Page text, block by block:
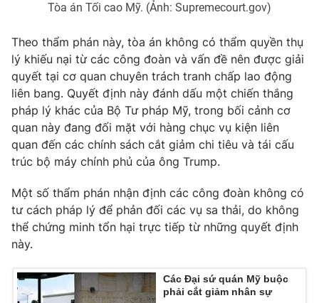
Video Shorts video
VTV Money VTV Thể thao
VTV Sức khoẻ Bất động sản
Thị trường 24h Tấm lòng Việt
VTV4 Vươn mình bằng AI
VTV9 VTV8
Tòa án Tối cao Mỹ. (Ảnh: Supremecourt.gov)
Theo thẩm phán này, tòa án không có thẩm quyền thụ
lý khiếu nại từ các công đoàn và vấn đề nên được giải
quyết tại cơ quan chuyên trách tranh chấp lao động
liên bang. Quyết định này đánh dấu một chiến thắng
pháp lý khác của Bộ Tư pháp Mỹ, trong bối cảnh cơ
quan này đang đối mặt với hàng chục vụ kiện liên
quan đến các chính sách cắt giảm chi tiêu và tái cấu
trúc bộ máy chính phủ của ông Trump.
Một số thẩm phán nhận định các công đoàn không có
tư cách pháp lý để phản đối các vụ sa thải, do không
thể chứng minh tổn hại trực tiếp từ những quyết định
này.
Các Đại sứ quán Mỹ buộc
phải cắt giảm nhân sự